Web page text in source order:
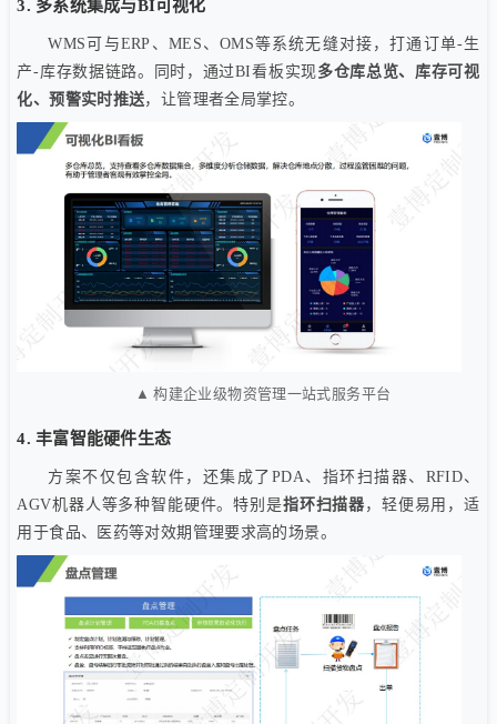
3. 多系统集成与BI可视化
WMS可与ERP、MES、OMS等系统无缝对接，打通订单-生
产-库存数据链路。同时，通过BI看板实现多仓库总览、库存可视
化、预警实时推送，让管理者全局掌控。
▲ 构建企业级物资管理一站式服务平台
4. 丰富智能硬件生态
方案不仅包含软件，还集成了PDA、指环扫描器、RFID、
AGV机器人等多种智能硬件。特别是指环扫描器 ，轻便易用，适
用于食品、医药等对效期管理要求高的场景。